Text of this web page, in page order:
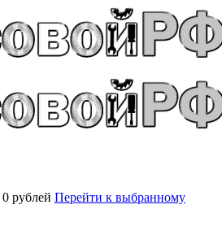
0 рублей Перейти к выбранному